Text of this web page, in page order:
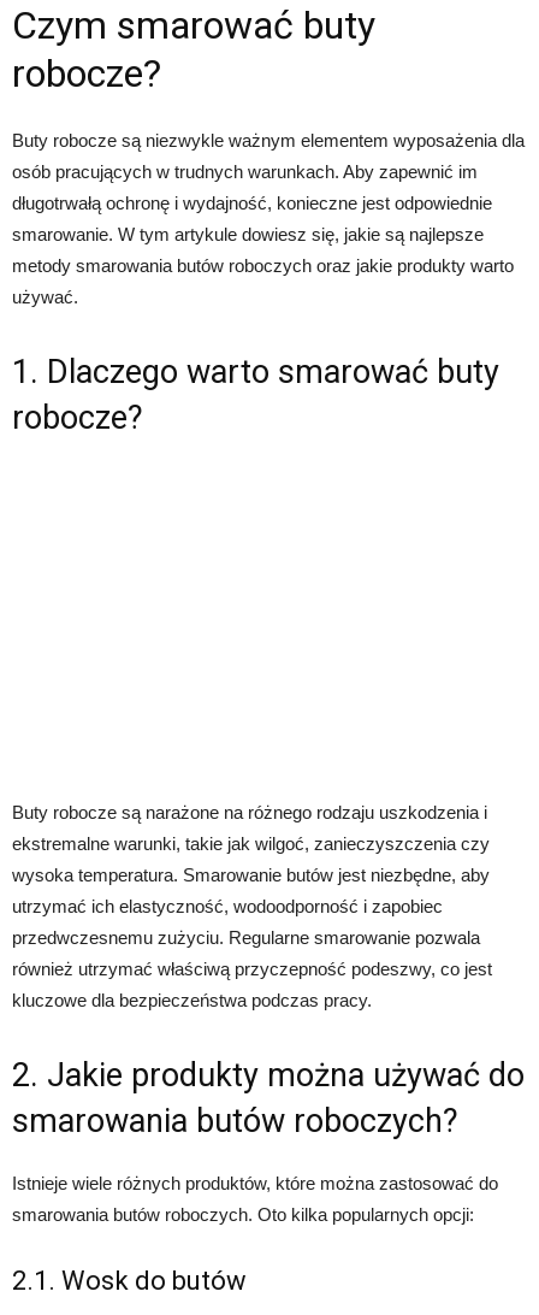
Czym smarować buty
robocze?
Buty robocze są niezwykle ważnym elementem wyposażenia dla
osób pracujących w trudnych warunkach. Aby zapewnić im
długotrwałą ochronę i wydajność, konieczne jest odpowiednie
smarowanie. W tym artykule dowiesz się, jakie są najlepsze
metody smarowania butów roboczych oraz jakie produkty warto
używać.
1. Dlaczego warto smarować buty
robocze?
Buty robocze są narażone na różnego rodzaju uszkodzenia i
ekstremalne warunki, takie jak wilgoć, zanieczyszczenia czy
wysoka temperatura. Smarowanie butów jest niezbędne, aby
utrzymać ich elastyczność, wodoodporność i zapobiec
przedwczesnemu zużyciu. Regularne smarowanie pozwala
również utrzymać właściwą przyczepność podeszwy, co jest
kluczowe dla bezpieczeństwa podczas pracy.
2. Jakie produkty można używać do
smarowania butów roboczych?
Istnieje wiele różnych produktów, które można zastosować do
smarowania butów roboczych. Oto kilka popularnych opcji:
2.1. Wosk do butów